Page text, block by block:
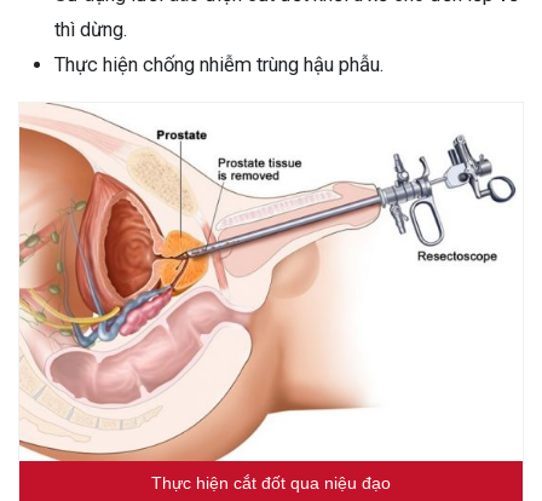
thì dừng.
Thực hiện chống nhiễm trùng hậu phẫu.
Thực hiện cắt đốt qua niệu đạo